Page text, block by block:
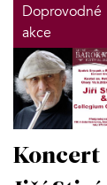
Doprovodné
akce
Koncert